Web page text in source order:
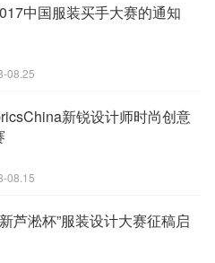
中国服装买手大赛的通知
08.25
新锐设计师时尚创意
08.15
芦淞杯”服装设计大赛征稿启